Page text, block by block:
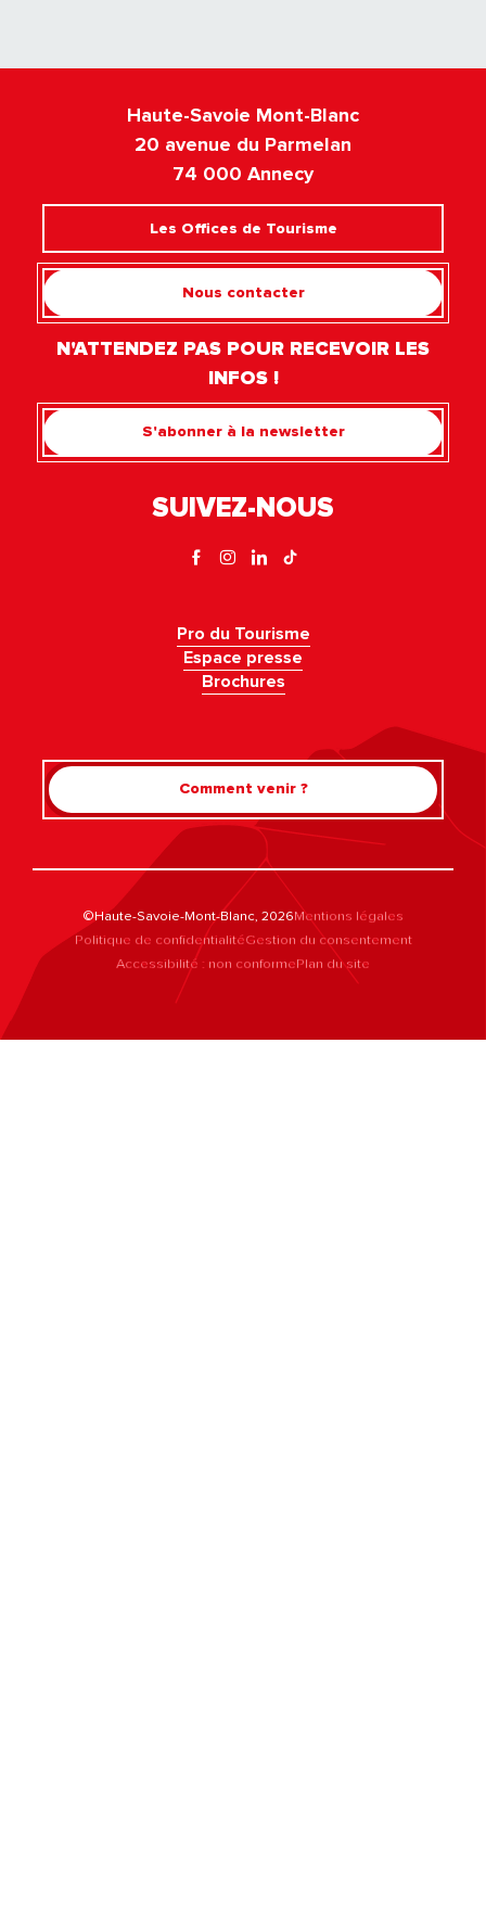
Haute-Savoie Mont-Blanc
20 avenue du Parmelan
74 000 Annecy
Les Offices de Tourisme
Nous contacter
N'ATTENDEZ PAS POUR RECEVOIR LES
INFOS !
S'abonner à la newsletter
SUIVEZ-NOUS
Pro du Tourisme
Espace presse
Brochures
Comment venir ?
©Haute-Savoie-Mont-Blanc, 2026Mentions légales
Politique de confidentialitéGestion du consentement
Accessibilité : non conformePlan du site